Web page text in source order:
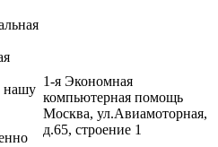
нашу
1-я Экономная
компьютерная помощь
Москва, ул.Авиамоторная,
д.65, строение 1